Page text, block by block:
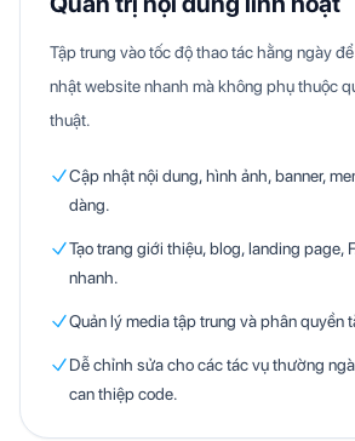
Tập trung vào tốc độ thao tác hằng ngày
nhật website nhanh mà không phụ thuộc
thuật.
Cập nhật nội dung, hình ảnh, banner,
dàng.
Tạo trang giới thiệu, blog, landing page,
nhanh.
Quản lý media tập trung và phân quyền
Dễ chỉnh sửa cho các tác vụ thường
can thiệp code.